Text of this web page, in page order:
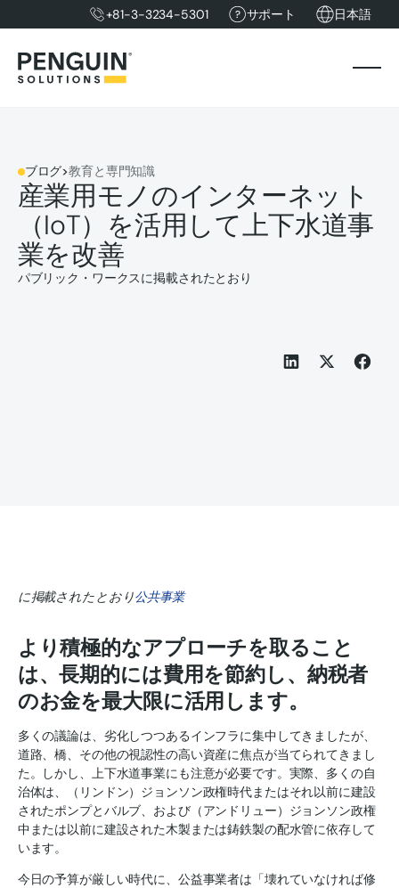
+81-3-3234-5301 サポート 日本語
ブログ>教育と専門知識
産業用モノのインターネット
（IoT）を活用して上下水道事
業を改善
パブリック・ワークスに掲載されたとおり
に掲載されたとおり公共事業
より積極的なアプローチを取ること
は、長期的には費用を節約し、納税者
のお金を最大限に活用します。
多くの議論は、劣化しつつあるインフラに集中してきましたが、
道路、橋、その他の視認性の高い資産に焦点が当てられてきまし
た。しかし、上下水道事業にも注意が必要です。実際、多くの自
治体は、（リンドン）ジョンソン政権時代またはそれ以前に建設
されたポンプとバルブ、および（アンドリュー）ジョンソン政権
中または以前に建設された木製または鋳鉄製の配水管に依存して
います。
今日の予算が厳しい時代に、公益事業者は「壊れていなければ修